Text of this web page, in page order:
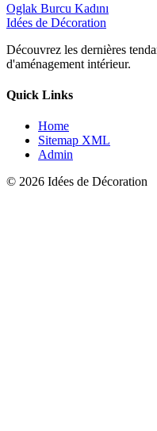
Oglak Burcu Kadını
Idées de Décoration
Découvrez les dernières
d'aménagement intérieur.
Quick Links
Home
Sitemap XML
Admin
© 2026 Idées de Décoration